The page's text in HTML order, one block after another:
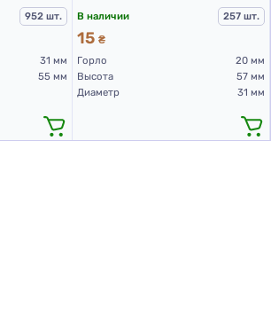
952 шт.
31 мм
55 мм
В наличии
257 шт.
15 ₴
Горло
20 мм
Высота
57 мм
Диаметр
31 мм